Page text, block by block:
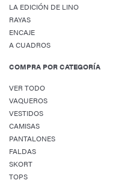
LA EDICIÓN DE LINO
RAYAS
ENCAJE
A CUADROS
COMPRA POR CATEGORÍA
VER TODO
VAQUEROS
VESTIDOS
CAMISAS
PANTALONES
FALDAS
SKORT
TOPS